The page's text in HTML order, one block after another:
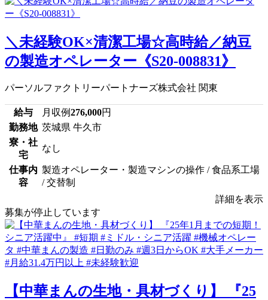
＼未経験OK×清潔工場☆高時給／納豆
の製造オペレーター《S20-008831》
パーソルファクトリーパートナーズ株式会社 関東
給与 月収例276,000円
勤務地 茨城県 牛久市
寮・社
宅
なし
仕事内
容
製造オペレーター・製造マシンの操作 / 食品系工場
/ 交替制
詳細を表示
募集が停止しています
【中華まんの生地・具材づくり】 『25